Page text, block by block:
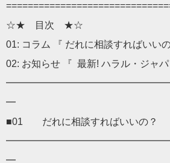
==============================
☆★ 目次 ★☆
01: コラム 『 だれに相談すればいい
02: お知らせ 『 最新! ハラル ・ジャ
━
■01 だれに相談すればいいの？
━